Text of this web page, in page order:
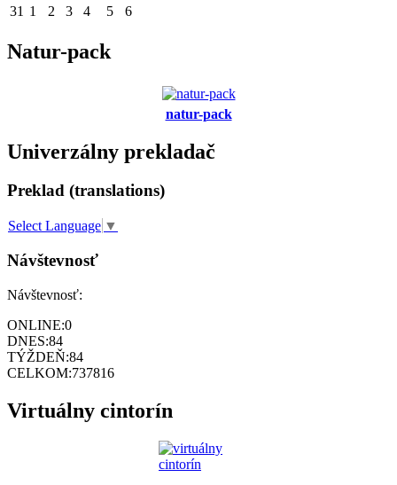
31 1 2 3 4 5 6
Natur-pack
natur-pack
Univerzálny prekladač
Preklad (translations)
Select Language ▼
Návštevnosť
Návštevnosť:
ONLINE:0
DNES:84
TÝŽDEŇ:84
CELKOM:737816
Virtuálny cintorín